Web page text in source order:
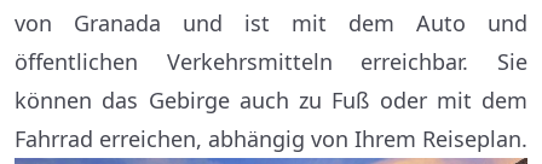
von Granada und ist mit dem Auto und
öffentlichen Verkehrsmitteln erreichbar. Sie
können das Gebirge auch zu Fuß oder mit dem
Fahrrad erreichen, abhängig von Ihrem Reiseplan.